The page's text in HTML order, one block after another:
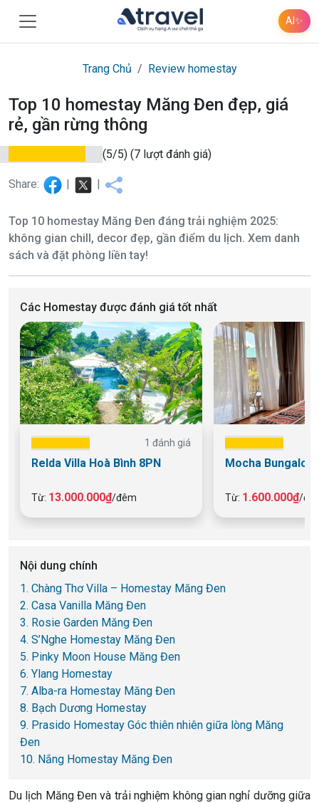
AI✨
Trang Chủ Review homestay
Top 10 homestay Măng Đen đẹp, giá
rẻ, gần rừng thông
(5/5) (7 lượt đánh giá)
Share: | |
Top 10 homestay Măng Đen đáng trải nghiệm 2025:
không gian chill, decor đẹp, gần điểm du lịch. Xem danh
sách và đặt phòng liền tay!
Các Homestay được đánh giá tốt nhất
1 đánh giá
Relda Villa Hoà Bình 8PN
Từ: 13.000.000₫/đêm
Mocha Bungalow
Từ: 1.600.000₫/
Nội dung chính
1. Chàng Thơ Villa – Homestay Măng Đen
2. Casa Vanilla Măng Đen
3. Rosie Garden Măng Đen
4. S’Nghe Homestay Măng Đen
5. Pinky Moon House Măng Đen
6. Ylang Homestay
7. Alba-ra Homestay Măng Đen
8. Bạch Dương Homestay
9. Prasido Homestay Góc thiên nhiên giữa lòng Măng
Đen
10. Nắng Homestay Măng Đen
Du lịch Măng Đen và trải nghiệm không gian nghỉ dưỡng giữa